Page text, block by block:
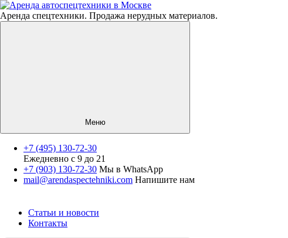
Аренда спецтехники. Продажа нерудных материалов.
Меню
+7 (495) 130-72-30
Ежедневно с 9 до 21
+7 (903) 130-72-30 Мы в WhatsApp
mail@arendaspectehniki.com Напишите нам
Нерудные материалы
Статьи и новости
Контакты